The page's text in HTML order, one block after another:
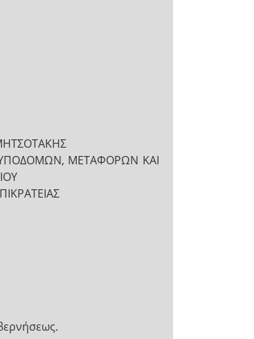
ΥΠΟΔΟΜΩΝ, ΜΕΤΑΦΟΡΩΝ ΚΑΙ